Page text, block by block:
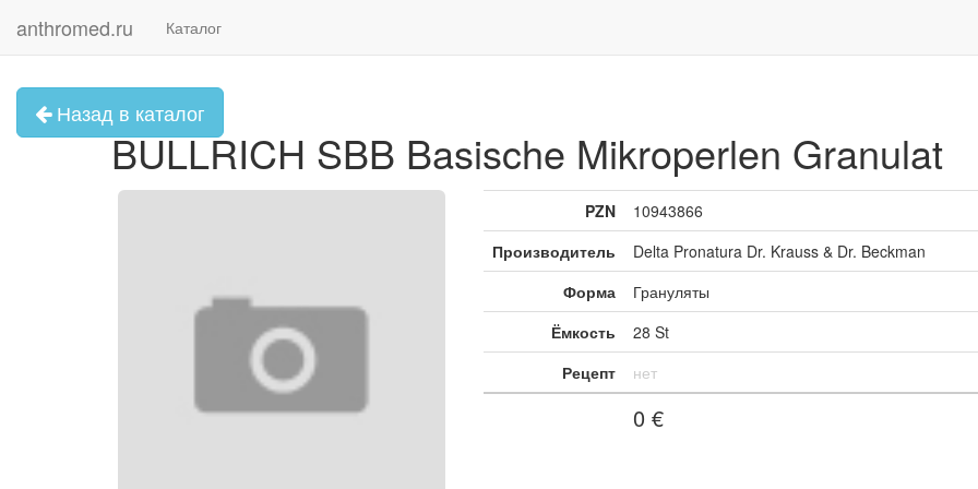
anthromed.ru Каталог
Назад в каталог
BULLRICH SBB Basische Mikroperlen Granulat
PZN
10943866
Производитель
Delta Pronatura Dr. Krauss & Dr. Beckman
Форма
Грануляты
Ёмкость
28 St
Рецепт
нет
0 €